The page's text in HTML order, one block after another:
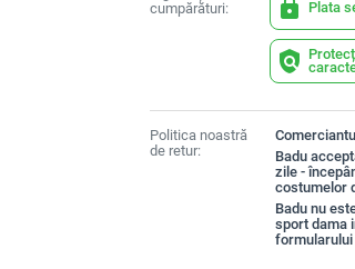
cumpărături:
lock Plata
policy
Politica noastră
de retur:
Badu
zile -
costumelor
Badu nu
sport dama
formularului